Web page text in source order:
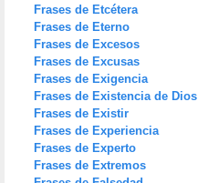
Frases de Etcétera
Frases de Eterno
Frases de Excesos
Frases de Excusas
Frases de Exigencia
Frases de Existencia de Dios
Frases de Existir
Frases de Experiencia
Frases de Experto
Frases de Extremos